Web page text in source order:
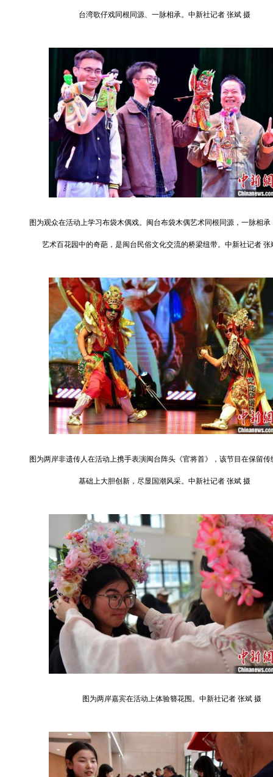
台湾歌仔戏同根同源、一脉相承。中新社记者 张斌 摄
图为观众在活动上学习布袋木偶戏。闽台布袋木偶艺术同根同源，一脉相承
艺术百花园中的奇葩，是闽台民俗文化交流的桥梁纽带。中新社记者 张
图为两岸非遗传人在活动上携手表演闽台阵头《官将首》，该节目在保留传
基础上大胆创新，尽显国潮风采。中新社记者 张斌 摄
图为两岸嘉宾在活动上体验簪花围。中新社记者 张斌 摄